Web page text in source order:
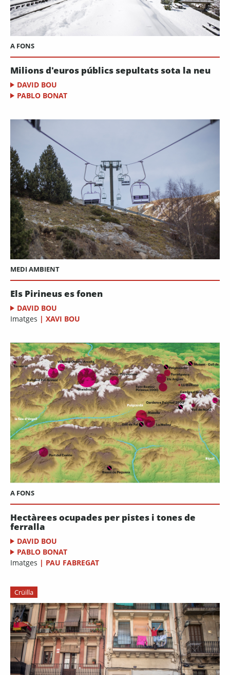
A FONS
Milions d'euros públics sepultats sota la neu
DAVID BOU
PABLO BONAT
MEDI AMBIENT
Els Pirineus es fonen
DAVID BOU
Imatges | XAVI BOU
A FONS
Hectàrees ocupades per pistes i tones de
ferralla
DAVID BOU
PABLO BONAT
Imatges | PAU FABREGAT
Crüilla